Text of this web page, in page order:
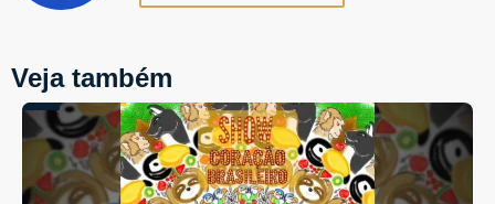
Veja também